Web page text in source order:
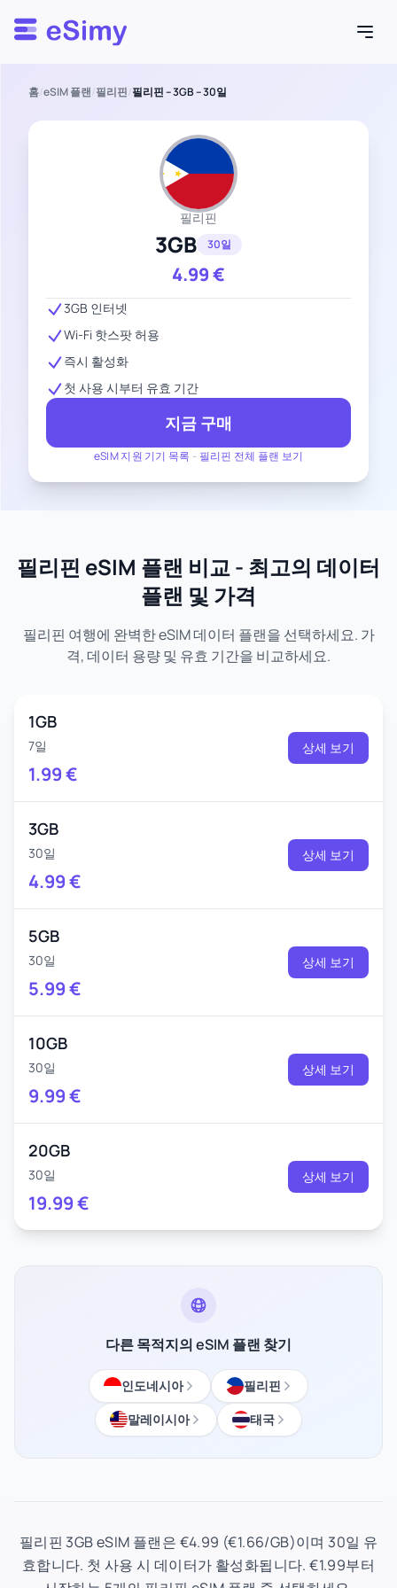
Esimy
홈/eSIM 플랜/필리핀/필리핀 – 3GB – 30일
필리핀
3GB 30일
4.99€
eSIM 지원 기기 목록 - 필리핀 전체 플랜 보기
3GB 인터넷
Wi-Fi 핫스팟 허용
즉시 활성화
첫 사용 시부터 유효 기간
지금 구매
필리핀 eSIM 플랜 비교 - 최고의 데이터
플랜 및 가격
필리핀 여행에 완벽한 eSIM 데이터 플랜을 선택하세요. 가
격, 데이터 용량 및 유효 기간을 비교하세요.
1GB
7일
1.99€
상세 보기
3GB
30일
4.99€
상세 보기
5GB
30일
5.99€
상세 보기
10GB
30일
9.99€
상세 보기
20GB
30일
19.99€
상세 보기
다른 목적지의 eSIM 플랜 찾기
인도네시아
필리핀
말레이시아
태국
필리핀 3GB eSIM 플랜은 €4.99 (€1.66/GB)이며 30일 유
효합니다. 첫 사용 시 데이터가 활성화됩니다. €1.99부터